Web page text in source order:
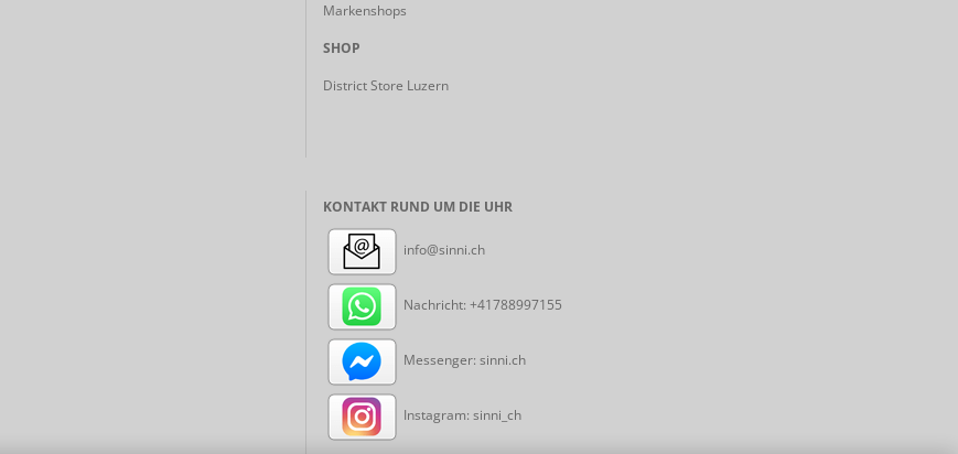
Markenshops
SHOP
District Store Luzern
KONTAKT RUND UM DIE UHR
info@sinni.ch
Nachricht: +41788997155
Messenger: sinni.ch
Instagram: sinni_ch